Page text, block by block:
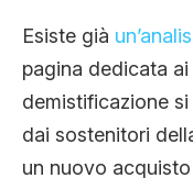
CHI SIAMO
Esiste già
pagina dedicata
demistificazione
dai sostenitori
un nuovo